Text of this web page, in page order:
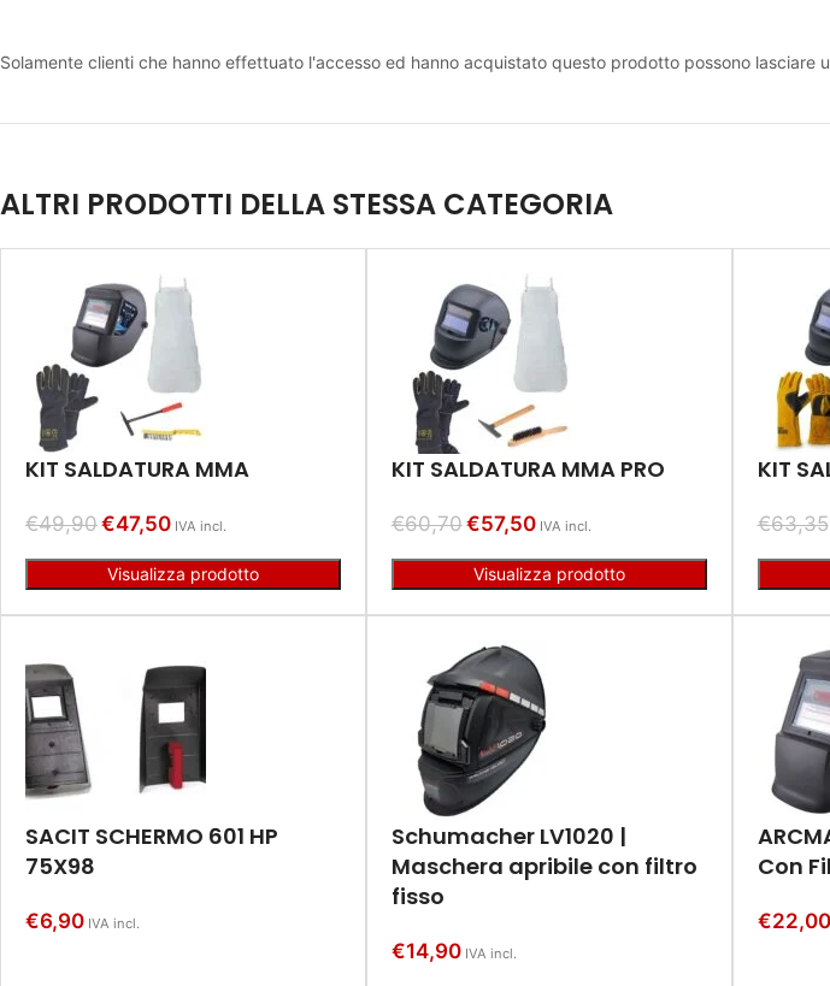
Solamente clienti che hanno effettuato l'accesso ed hanno acquistato questo prodotto possono lasciare
ALTRI PRODOTTI DELLA STESSA CATEGORIA
KIT SALDATURA MMA
€49,90€47,50 IVA incl.
Visualizza prodotto
KIT SALDATURA MMA PRO
€60,70€57,50 IVA incl.
Visualizza prodotto
KIT
€63,35
SACIT SCHERMO 601 HP
75X98
€6,90 IVA incl.
Schumacher LV1020 |
Maschera apribile con filtro
fisso
€14,90 IVA incl.
Con
€22,00